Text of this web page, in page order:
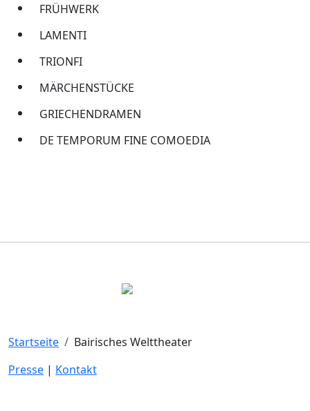
FRÜHWERK
LAMENTI
TRIONFI
MÄRCHENSTÜCKE
GRIECHENDRAMEN
DE TEMPORUM FINE COMOEDIA
Startseite
Bairisches Welttheater
Presse | Kontakt